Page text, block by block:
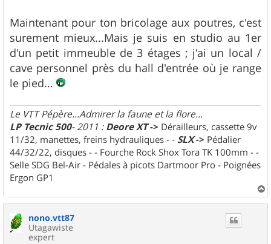
Maintenant pour ton bricolage aux poutres, c'est
surement mieux...Mais je suis en studio au 1er
d'un petit immeuble de 3 étages ; j'ai un local /
cave personnel près du hall d'entrée où je range
le pied...
Le VTT Pépère...Admirer la faune et la flore...
LP Tecnic 500- 2011 : Deore XT-> Dérailleurs, cassette 9v
11/32, manettes, freins hydrauliques - - SLX-> Pédalier
44/32/22, disques - - Fourche Rock Shox Tora TK 100mm - -
Selle SDG Bel-Air - Pédales à picots Dartmoor Pro - Poignées
Ergon GP1
a
nono.vtt87
Utagawiste
expert